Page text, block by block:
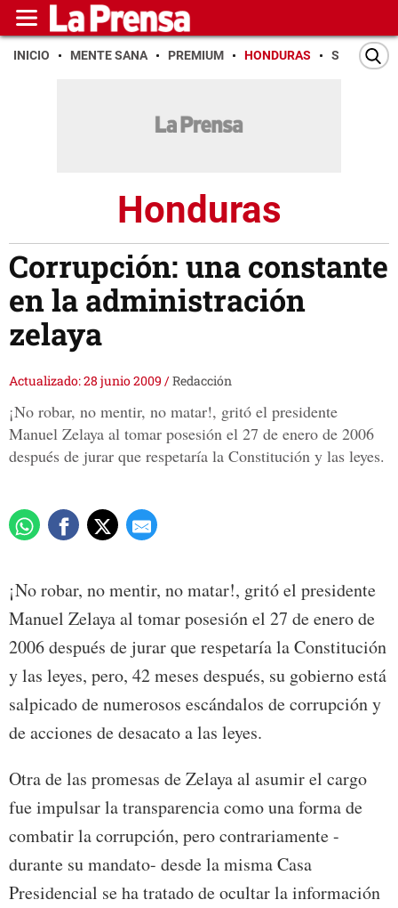
INICIO MENTE SANA PREMIUM HONDURAS SAN PEDRO
Honduras
Corrupción: una constante
en la administración
zelaya
Actualizado: 28 junio 2009 /Redacción
¡No robar, no mentir, no matar!, gritó el presidente
Manuel Zelaya al tomar posesión el 27 de enero de 2006
después de jurar que respetaría la Constitución y las leyes.
¡No robar, no mentir, no matar!, gritó el presidente
Manuel Zelaya al tomar posesión el 27 de enero de
2006 después de jurar que respetaría la Constitución
y las leyes, pero, 42 meses después, su gobierno está
salpicado de numerosos escándalos de corrupción y
de acciones de desacato a las leyes.
Otra de las promesas de Zelaya al asumir el cargo
fue impulsar la transparencia como una forma de
combatir la corrupción, pero contrariamente -
durante su mandato- desde la misma Casa
Presidencial se ha tratado de ocultar la información